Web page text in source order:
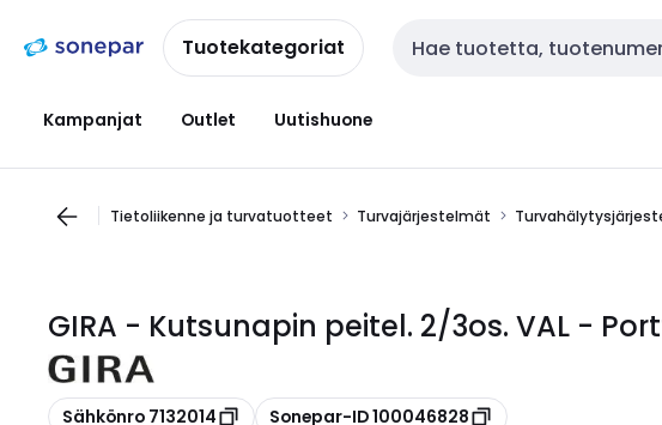
navigointiinsisältöönTuotekategoriat Haku
Kampanjat Outlet Uutishuone
Tietoliikenne ja turvatuotteet Turvajärjestelmät
GIRA - Kutsunapin peitel. 2/3os. VAL -
Kopioi
Sähkönro 7132014 Kopioi
Sonepar-ID 100046828